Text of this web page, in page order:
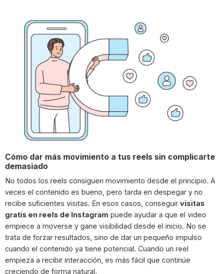
Cómo dar más movimiento a tus reels sin complicarte
demasiado
No todos los reels consiguen movimiento desde el principio. A
veces el contenido es bueno, pero tarda en despegar y no
recibe suficientes visitas. En esos casos, conseguir visitas
gratis en reels de Instagram puede ayudar a que el video
empiece a moverse y gane visibilidad desde el inicio. No se
trata de forzar resultados, sino de dar un pequeño impulso
cuando el contenido ya tiene potencial. Cuando un reel
empieza a recibir interacción, es más fácil que continúe
creciendo de forma natural.